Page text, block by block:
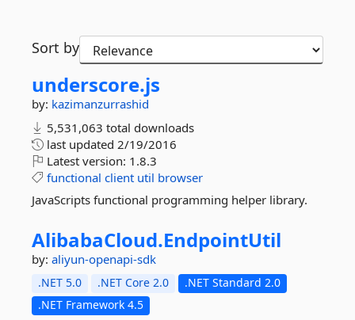
Sort by
underscore.js
by: kazimanzurrashid
5,531,063 total downloads
last updated 2/19/2016
Latest version: 1.8.3
functional client util browser
JavaScripts functional programming helper library.
AlibabaCloud.EndpointUtil
by: aliyun-openapi-sdk
.NET 5.0 .NET Core 2.0
.NET Standard 2.0
.NET Framework 4.5